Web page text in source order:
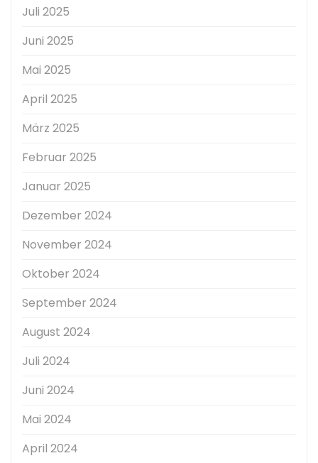
Juli 2025
Juni 2025
Mai 2025
April 2025
März 2025
Februar 2025
Januar 2025
Dezember 2024
November 2024
Oktober 2024
September 2024
August 2024
Juli 2024
Juni 2024
Mai 2024
April 2024